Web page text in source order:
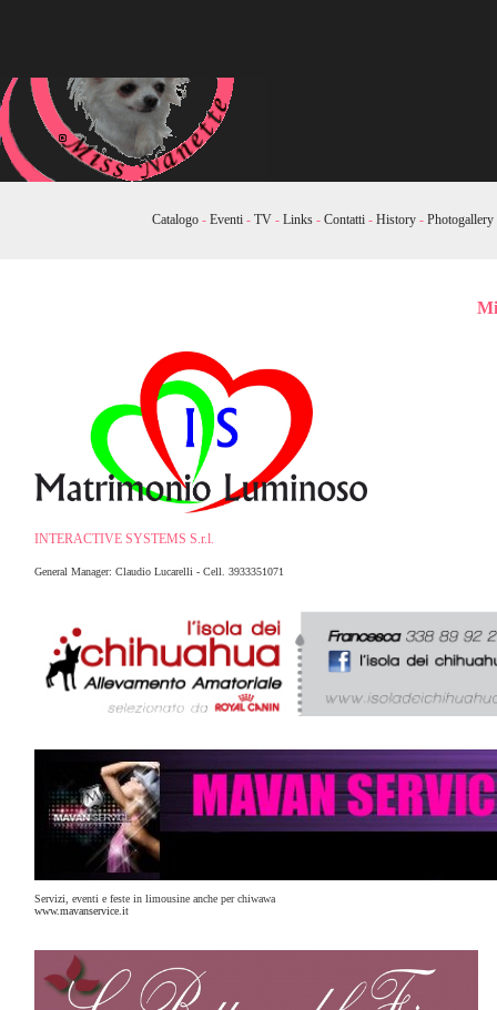
Catalogo- Eventi- TV- Links- Contatti- History- Photogallery
INTERACTIVE SYSTEMS S.r.l.
General Manager: Claudio Lucarelli - Cell. 3933351071
Servizi, eventi e feste in limousine anche per chiwawa
www.mavanservice.it